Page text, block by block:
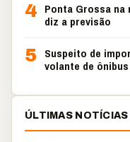
4 Ponta Grossa na
diz a previsão
5 Suspeito de
volante de
ÚLTIMAS NOTÍCIAS